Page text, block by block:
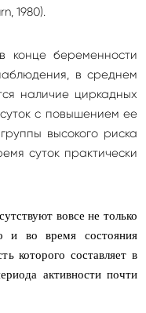
1980).
конце беременности
в среднем
наличие циркадных
с повышением ее
высокого риска
суток практически
вовсе не только
и во время состояния
которого составляет в
активности почти